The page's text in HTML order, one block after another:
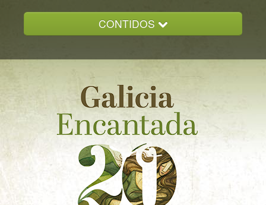
CONTIDOS
GALICIA ENCANTADA
DOCUMENTACION
NOVAS
CONTACTO